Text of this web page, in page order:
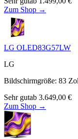
Zum Shop →
LG OLED83G57LW
LG
Bildschirmgröße: 83
Sehr gutab 3.649,00 €
Zum Shop →